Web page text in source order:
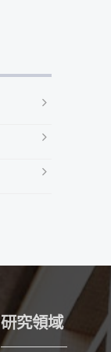
研究領域